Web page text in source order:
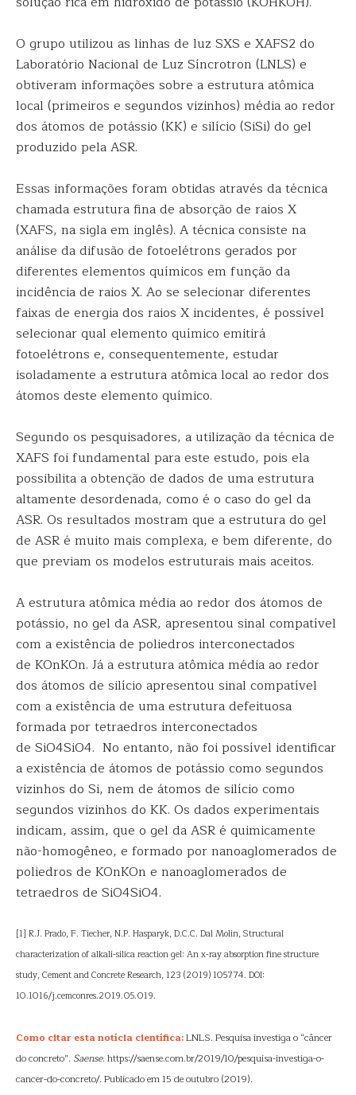
O grupo utilizou as linhas de luz SXS e XAFS2 do
Laboratório Nacional de Luz Síncrotron (LNLS) e
obtiveram informações sobre a estrutura atômica
local (primeiros e segundos vizinhos) média ao redor
dos átomos de potássio (KK) e silício (SiSi) do gel
produzido pela ASR.
Essas informações foram obtidas através da técnica
chamada estrutura fina de absorção de raios X
(XAFS, na sigla em inglês). A técnica consiste na
análise da difusão de fotoelétrons gerados por
diferentes elementos químicos em função da
incidência de raios X. Ao se selecionar diferentes
faixas de energia dos raios X incidentes, é possível
selecionar qual elemento químico emitirá
fotoelétrons e, consequentemente, estudar
isoladamente a estrutura atômica local ao redor dos
átomos deste elemento químico.
Segundo os pesquisadores, a utilização da técnica de
XAFS foi fundamental para este estudo, pois ela
possibilita a obtenção de dados de uma estrutura
altamente desordenada, como é o caso do gel da
ASR. Os resultados mostram que a estrutura do gel
de ASR é muito mais complexa, e bem diferente, do
que previam os modelos estruturais mais aceitos.
A estrutura atômica média ao redor dos átomos de
potássio, no gel da ASR, apresentou sinal compatível
com a existência de poliedros interconectados
de KOnKOn. Já a estrutura atômica média ao redor
dos átomos de silício apresentou sinal compatível
com a existência de uma estrutura defeituosa
formada por tetraedros interconectados
de SiO4SiO4. No entanto, não foi possível identificar
a existência de átomos de potássio como segundos
vizinhos do Si, nem de átomos de silício como
segundos vizinhos do KK. Os dados experimentais
indicam, assim, que o gel da ASR é quimicamente
não-homogêneo, e formado por nanoaglomerados de
poliedros de KOnKOn e nanoaglomerados de
tetraedros de SiO4SiO4.
[1] R.J. Prado, F. Tiecher, N.P. Hasparyk, D.C.C. Dal Molin, Structural
characterization of alkali-silica reaction gel: An x-ray absorption fine structure
study, Cement and Concrete Research, 123 (2019) 105774. DOI:
10.1016/j.cemconres.2019.05.019.
Como citar esta notícia científica:LNLS. Pesquisa investiga o “câncer
do concreto”. Saense. https://saense.com.br/2019/10/pesquisa-investiga-o-
cancer-do-concreto/. Publicado em 15 de outubro (2019).